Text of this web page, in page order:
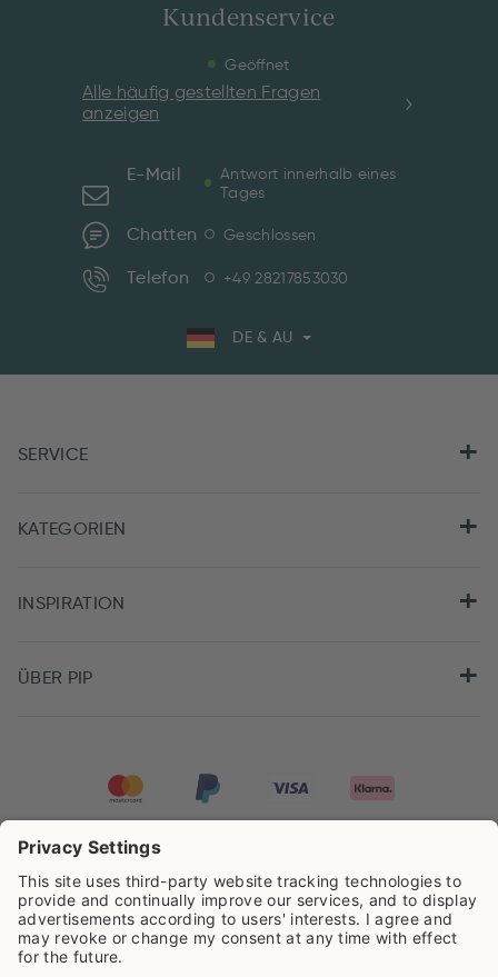
Kundenservice
Geöffnet
Alle häufig gestellten Fragen
anzeigen
E-Mail
Antwort innerhalb eines
Tages
Chatten Geschlossen
Telefon +49 28217853030
DE & AU
SERVICE
KATEGORIEN
INSPIRATION
ÜBER PIP